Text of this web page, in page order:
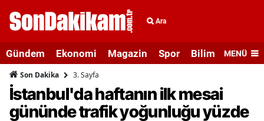
Ara
Gündem Ekonomi Magazin Spor Bilim veMENÜ
Son Dakika 3. Sayfa
İstanbul'da haftanın ilk mesai
gününde trafik yoğunluğu yüzde